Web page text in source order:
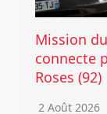
Mission
connecte
Roses (92)
2 Août 2026